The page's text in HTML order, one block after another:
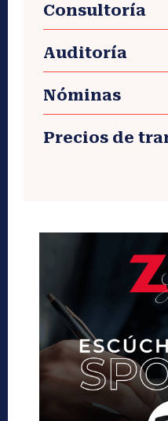
Consultoría
Auditoría
Nóminas
Precios de